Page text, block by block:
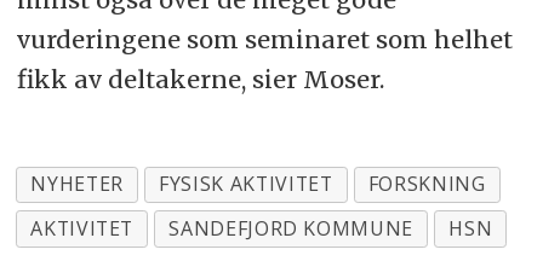
vurderingene som seminaret som helhet
fikk av deltakerne, sier Moser.
NYHETER FYSISK AKTIVITET
FORSKNING
AKTIVITET
SANDEFJORD KOMMUNE HSN